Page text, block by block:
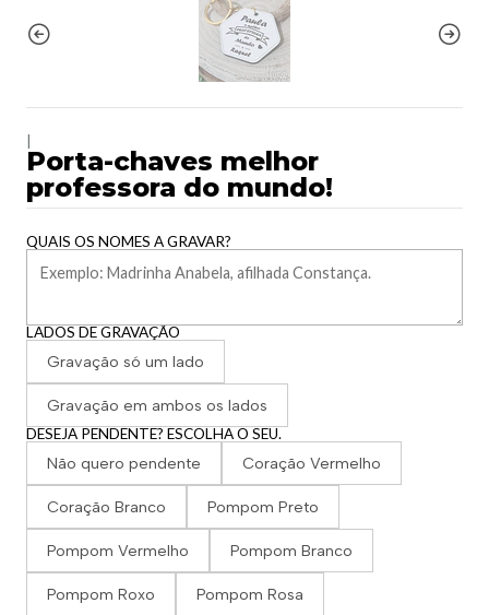
Porta-chaves melhor
professora do mundo!
QUAIS OS NOMES A GRAVAR?
LADOS DE GRAVAÇÃO
Gravação só um lado
Gravação em ambos os lados
DESEJA PENDENTE? ESCOLHA O SEU.
Não quero pendente Coração Vermelho
Coração Branco Pompom Preto
Pompom Vermelho Pompom Branco
Pompom Roxo Pompom Rosa